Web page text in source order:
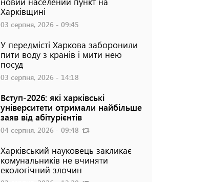
Харківщині
03 серпня, 2026 - 09:45
У передмісті Харкова заборонили
пити воду з кранів і мити нею
посуд
03 серпня, 2026 - 14:18
Вступ-2026: які харківські
університети отримали найбільше
заяв від абітурієнтів
04 серпня, 2026 - 09:48
Харківський науковець закликає
комунальників не вчиняти
екологічний злочин